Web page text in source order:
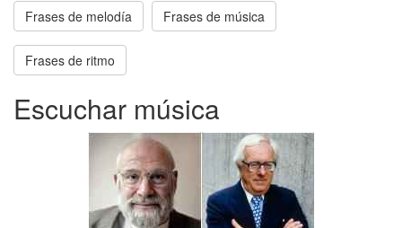
Frases de melodía Frases de música
Frases de ritmo
Escuchar música